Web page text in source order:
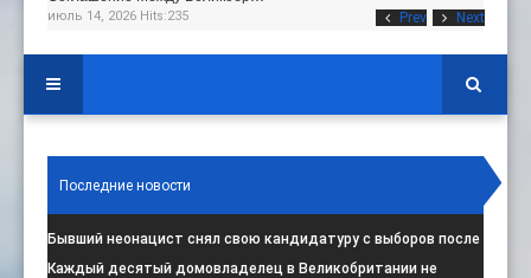
Prev Next
июль 14, 2026 Hits:235
Последние новости
Бывший неонацист снял свою кандидатуру с выборов после
негативной реакции общест:
Каждый десятый домовладелец в Великобритании не